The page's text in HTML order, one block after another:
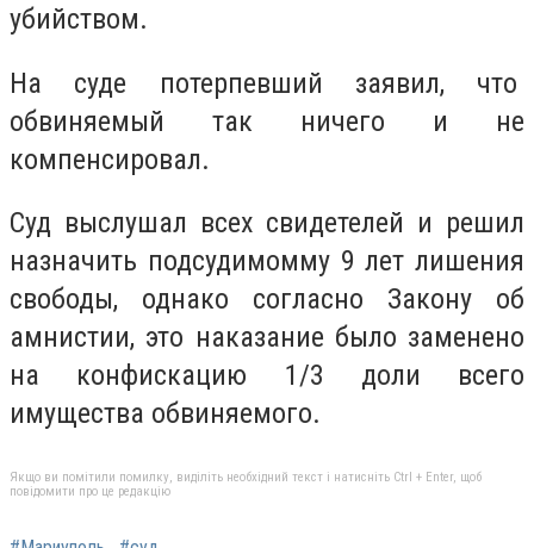
убийством.
На суде потерпевший заявил, что
обвиняемый так ничего и не
компенсировал.
Суд выслушал всех свидетелей и решил
назначить подсудимомму 9 лет лишения
свободы, однако согласно Закону об
амнистии, это наказание было заменено
на конфискацию 1/3 доли всего
имущества обвиняемого.
Якщо ви помітили помилку, виділіть необхідний текст і натисніть Ctrl + Enter, щоб
повідомити про це редакцію